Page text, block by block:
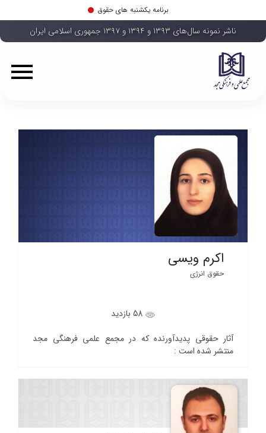
برنامه یکشنبه های حقوق
ناشر نمونه سال‌های ۱۳۹۳ و ۱۳۹۴ و ۱۳۹۷ جمهوری اسلامی ایران
اکرم ویسی
حقوق انرژی
58 بازدید
آثار حقوقی پدیدآورنده که در مجمع علمی فرهنگی مجد
منتشر شده است :